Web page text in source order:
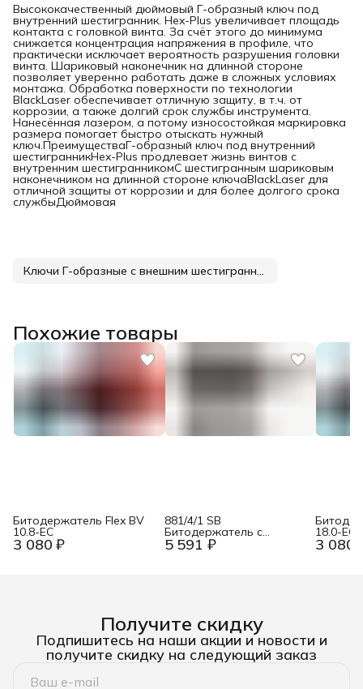
Высококачественный дюймовый Г-образный ключ под
внутренний шестигранник. Hex-Plus увеличивает площадь
контакта с головкой винта. За счёт этого до минимума
снижается концентрация напряжения в профиле, что
практически исключает вероятность разрушения головки
винта. Шариковый наконечник на длинной стороне
позволяет уверенно работать даже в сложных условиях
монтажа. Обработка поверхности по технологии
BlackLaser обеспечивает отличную защиту, в т.ч. от
коррозии, а также долгий срок службы инструмента.
Нанесённая лазером, а потому износостойкая маркировка
размера помогает быстро отыскать нужный
ключ.ПреимуществаГ-образный ключ под внутренний
шестигранникHex-Plus продлевает жизнь винтов с
внутренним шестигранникомС шестигранным шариковым
наконечником на длинной стороне ключаBlackLaser для
отличной защиты от коррозии и для более долгого срока
службыДюймовая
Ключи Г-образные с внешним шестигранником
Похожие товары
3 080 ₽
Битодержатель Flex BV
10.8-EC
5 591 ₽
881/4/1 SB
Битодержатель с
ограничителем глубины
для завинчивания
3 080
18.0-EC
Получите скидку
Подпишитесь на наши акции и новости и
получите скидку на следующий заказ